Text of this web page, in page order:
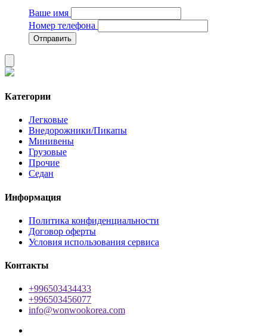
Ваше имя
Номер телефона
Отправить
Категории
Легковые
Внедорожники/Пикапы
Минивены
Грузовые
Прочие
Седан
Информация
Политика конфиденциальности
Договор оферты
Условия использования сервиса
Контакты
+996503434433
+996503456077
info@wonwookorea.com